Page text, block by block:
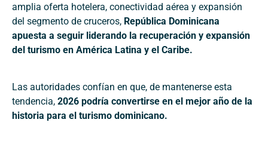
amplia oferta hotelera, conectividad aérea y expansión
del segmento de cruceros, República Dominicana
apuesta a seguir liderando la recuperación y expansión
del turismo en América Latina y el Caribe.
Las autoridades confían en que, de mantenerse esta
tendencia, 2026 podría convertirse en el mejor año de la
historia para el turismo dominicano.